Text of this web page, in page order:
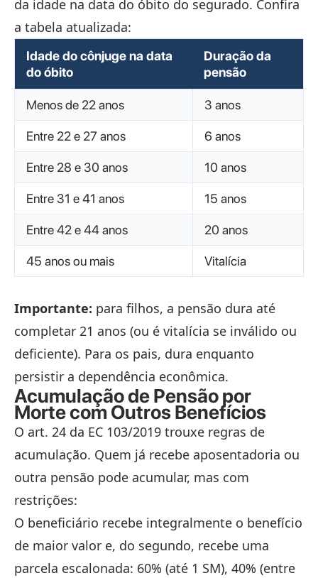
da idade na data do óbito do segurado. Confira
a tabela atualizada:
Idade do cônjuge na data
do óbito
Duração da
pensão
Menos de 22 anos 3 anos
Entre 22 e 27 anos 6 anos
Entre 28 e 30 anos 10 anos
Entre 31 e 41 anos 15 anos
Entre 42 e 44 anos 20 anos
45 anos ou mais Vitalícia
Importante: para filhos, a pensão dura até
completar 21 anos (ou é vitalícia se inválido ou
deficiente). Para os pais, dura enquanto
persistir a dependência econômica.
Acumulação de Pensão por
Morte com Outros Benefícios
O art. 24 da EC 103/2019 trouxe regras de
acumulação. Quem já recebe aposentadoria ou
outra pensão pode acumular, mas com
restrições:
O beneficiário recebe integralmente o benefício
de maior valor e, do segundo, recebe uma
parcela escalonada: 60% (até 1 SM), 40% (entre